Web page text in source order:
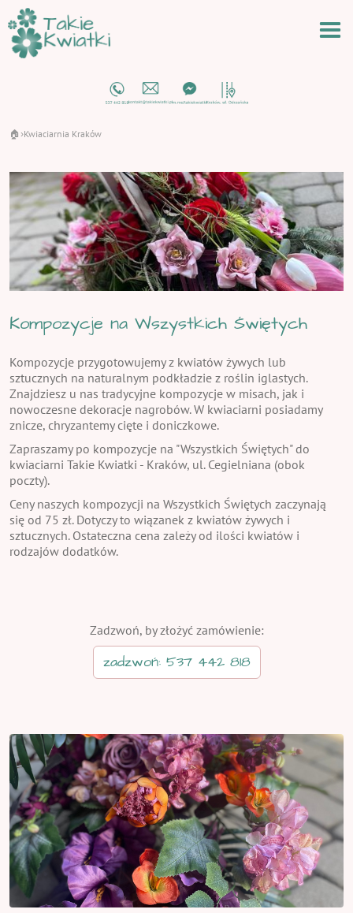
🏠 ›Kwiaciarnia Kraków
Kompozycje na Wszystkich Świętych
Kompozycje przygotowujemy z kwiatów żywych lub
sztucznych na naturalnym podkładzie z roślin iglastych.
Znajdziesz u nas tradycyjne kompozycje w misach, jak i
nowoczesne dekoracje nagrobów. W kwiaciarni posiadamy
znicze, chryzantemy cięte i doniczkowe.
Zapraszamy po kompozycje na "Wszystkich Świętych" do
kwiaciarni Takie Kwiatki - Kraków, ul. Cegielniana (obok
poczty).
Ceny naszych kompozycji na Wszystkich Świętych zaczynają
się od 75 zł. Dotyczy to wiązanek z kwiatów żywych i
sztucznych. Ostateczna cena zależy od ilości kwiatów i
rodzajów dodatków.
Zadzwoń, by złożyć zamówienie:
zadzwoń: 537 442 818